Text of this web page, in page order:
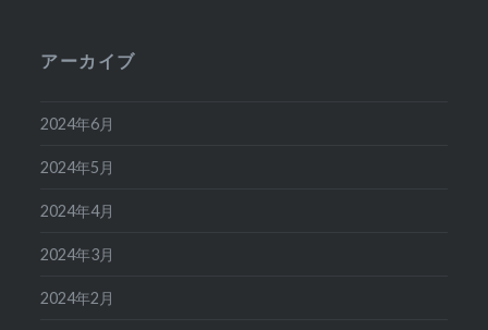
アーカイブ
2024年6月
2024年5月
2024年4月
2024年3月
2024年2月